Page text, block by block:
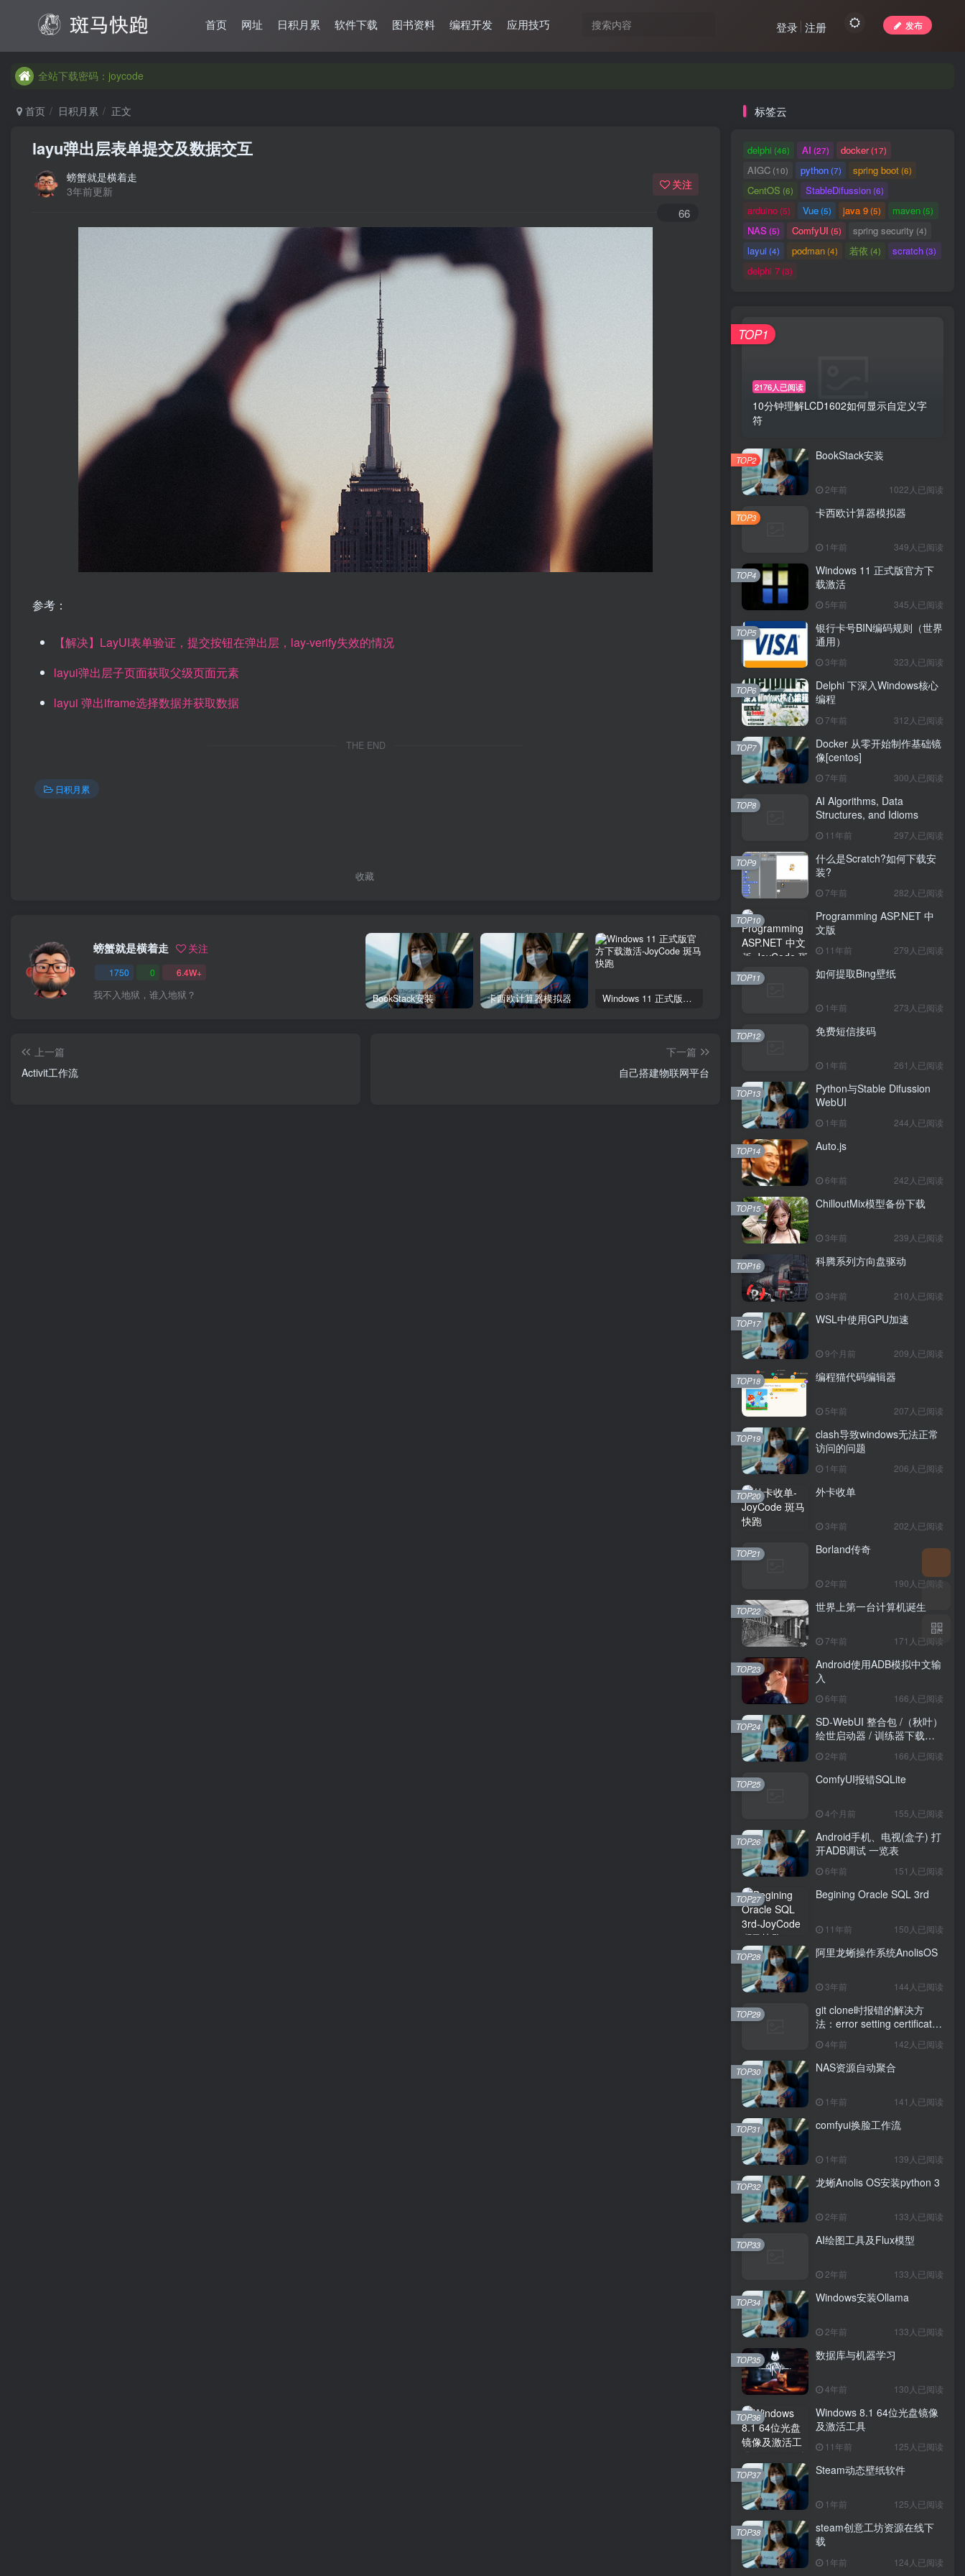
首页 网址 日积月累 软件下载 图书资料 编程开发 应用技巧 发布
登录 注册
全站下载密码：joycode
首页 日积月累 正文
layu弹出层表单提交及数据交互
螃蟹就是横着走
3年前更新
关注
66
参考：
【解决】LayUI表单验证，提交按钮在弹出层，lay-verify失效的情况
layui弹出层子页面获取父级页面元素
layui 弹出iframe选择数据并获取数据
THE END
日积月累
收藏
螃蟹就是横着走 关注
1750 0 6.4W+
我不入地狱，谁入地狱？ BookStack安装 卡西欧计算器模拟器 Windows 11 正式版官方下载激活
上一篇
Activit工作流
下一篇
自己搭建物联网平台
标签云
delphi (46) AI (27) docker(17)
AIGC (10) python(7) spring boot(6)
CentOS (6) StableDifussion(6)
arduino(5) Vue(5) java 9(5) maven(5)
NAS (5) ComfyUI (5) spring security (4)
layui(4) podman(4) 若依 (4) scratch(3)
delphi 7(3)
2176人已阅读
10分钟理解LCD1602如何显示自定义字
符
TOP1
BookStack安装
2年前 1022人已阅读
TOP2
卡西欧计算器模拟器
1年前 349人已阅读
TOP3
Windows 11 正式版官方下
载激活
5年前 345人已阅读
TOP4
银行卡号BIN编码规则（世界
通用）
3年前 323人已阅读
TOP5
Delphi 下深入Windows核心
编程
7年前 312人已阅读
TOP6
Docker 从零开始制作基础镜
像[centos]
7年前 300人已阅读
TOP7
AI Algorithms, Data
Structures, and Idioms
11年前 297人已阅读
TOP8
什么是Scratch?如何下载安
装?
7年前 282人已阅读
TOP9
Programming ASP.NET 中
文版
11年前 279人已阅读
TOP10
如何提取Bing壁纸
1年前 273人已阅读
TOP11
免费短信接码
1年前 261人已阅读
TOP12
Python与Stable Difussion
WebUI
1年前 244人已阅读
TOP13
Auto.js
6年前 242人已阅读
TOP14
ChilloutMix模型备份下载
3年前 239人已阅读
TOP15
科腾系列方向盘驱动
3年前 210人已阅读
TOP16
WSL中使用GPU加速
9个月前 209人已阅读
TOP17
编程猫代码编辑器
5年前 207人已阅读
TOP18
clash导致windows无法正常
访问的问题
1年前 206人已阅读
TOP19
外卡收单
3年前 202人已阅读
TOP20
Borland传奇
2年前 190人已阅读
TOP21
世界上第一台计算机诞生
7年前 171人已阅读
TOP22
Android使用ADB模拟中文输
入
6年前 166人已阅读
TOP23
SD-WebUI 整合包 /（秋叶）
绘世启动器 / 训练器下载导
2年前 166人已阅读
TOP24
ComfyUI报错SQLite
4个月前 155人已阅读
TOP25
Android手机、电视(盒子) 打
开ADB调试 一览表
6年前 151人已阅读
TOP26
Begining Oracle SQL 3rd
11年前 150人已阅读
TOP27
阿里龙蜥操作系统AnolisOS
3年前 144人已阅读
TOP28
git clone时报错的解决方
法：error setting certificate
4年前 142人已阅读
TOP29
NAS资源自动聚合
1年前 141人已阅读
TOP30
comfyui换脸工作流
1年前 139人已阅读
TOP31
龙蜥Anolis OS安装python 3
2年前 133人已阅读
TOP32
AI绘图工具及Flux模型
2年前 133人已阅读
TOP33
Windows安装Ollama
2年前 133人已阅读
TOP34
数据库与机器学习
4年前 130人已阅读
TOP35
Windows 8.1 64位光盘镜像
及激活工具
11年前 125人已阅读
TOP36
Steam动态壁纸软件
1年前 125人已阅读
TOP37
steam创意工坊资源在线下
载
1年前 124人已阅读
TOP38